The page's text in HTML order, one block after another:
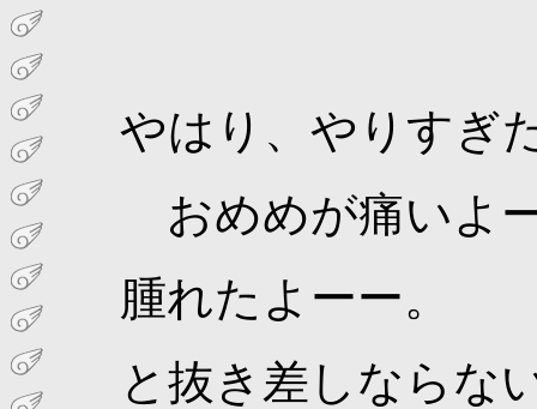
やはり、やりすぎ
おめめが痛いよ
腫れたよーー。
と抜き差しならな